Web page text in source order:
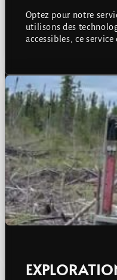
Optez pour notre
utilisons des
accessibles, ce